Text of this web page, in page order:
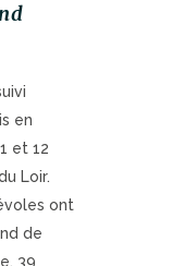
en
et 12
Loir.
ont
de
39